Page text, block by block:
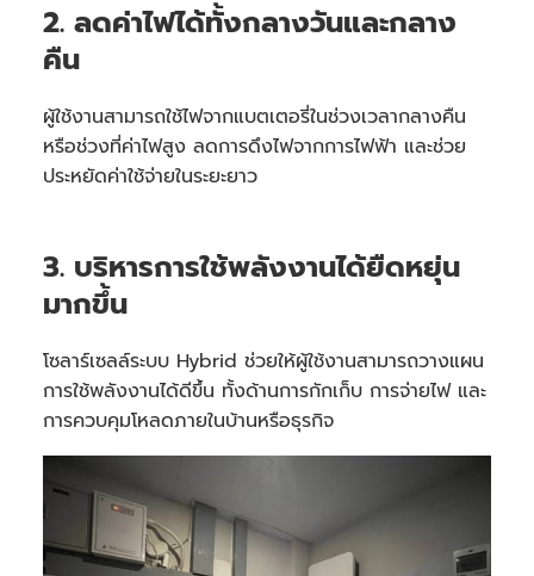
2. ลดค่าไฟได้ทั้งกลางวันและกลาง
คืน
ผู้ใช้งานสามารถใช้ไฟจากแบตเตอรี่ในช่วงเวลากลางคืน
หรือช่วงที่ค่าไฟสูง ลดการดึงไฟจากการไฟฟ้า และช่วย
ประหยัดค่าใช้จ่ายในระยะยาว
3. บริหารการใช้พลังงานได้ยืดหยุ่น
มากขึ้น
โซลาร์เซลล์ระบบ Hybrid ช่วยให้ผู้ใช้งานสามารถวางแผน
การใช้พลังงานได้ดีขึ้น ทั้งด้านการกักเก็บ การจ่ายไฟ และ
การควบคุมโหลดภายในบ้านหรือธุรกิจ